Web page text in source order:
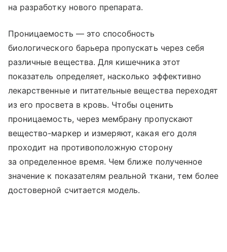
на разработку нового препарата.
Проницаемость — это способность
биологического барьера пропускать через себя
различные вещества. Для кишечника этот
показатель определяет, насколько эффективно
лекарственные и питательные вещества переходят
из его просвета в кровь. Чтобы оценить
проницаемость, через мембрану пропускают
вещество-маркер и измеряют, какая его доля
проходит на противоположную сторону
за определенное время. Чем ближе полученное
значение к показателям реальной ткани, тем более
достоверной считается модель.